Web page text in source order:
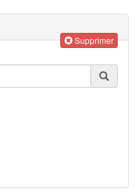
Supprimer